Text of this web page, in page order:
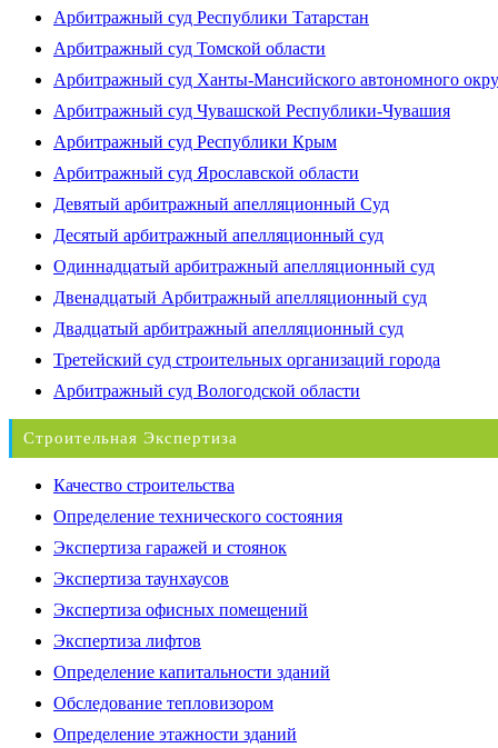
Арбитражный суд Республики Татарстан
Арбитражный суд Томской области
Арбитражный суд Ханты-Мансийского автономного
Арбитражный суд Чувашской Республики-Чувашия
Арбитражный суд Республики Крым
Арбитражный суд Ярославской области
Девятый арбитражный апелляционный Суд
Десятый арбитражный апелляционный суд
Одиннадцатый арбитражный апелляционный суд
Двенадцатый Арбитражный апелляционный суд
Двадцатый арбитражный апелляционный суд
Третейский суд строительных организаций города
Арбитражный суд Вологодской области
Строительная Экспертиза
Качество строительства
Определение технического состояния
Экспертиза гаражей и стоянок
Экспертиза таунхаусов
Экспертиза офисных помещений
Экспертиза лифтов
Определение капитальности зданий
Обследование тепловизором
Определение этажности зданий